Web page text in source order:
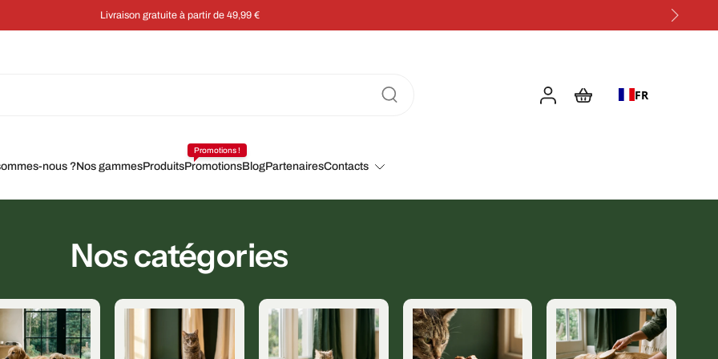
Livraison gratuite à partir de 49,99 €
FR
nous ?Nos gammesProduitsPromotions
Promotions !
BlogPartenairesContacts
Nos catégories